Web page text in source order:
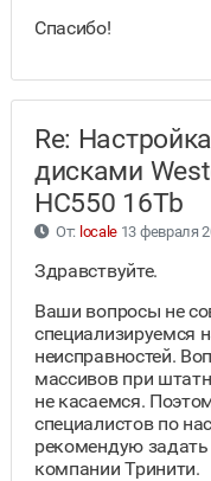
Спасибо!
Re:
дисками
HC550 16Tb
От: locale 13 февраля
Здравствуйте.
Ваши вопросы не
специализируемся
неисправностей.
массивов при
не касаемся.
специалистов по
рекомендую
компании Тринити.